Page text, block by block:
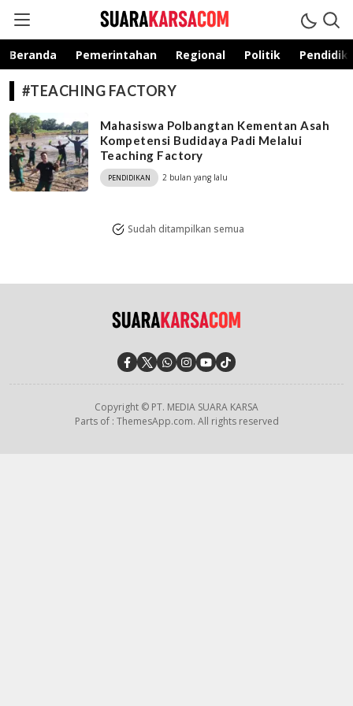
suarakarsa.com
Informasi terpercaya
Beranda Pemerintahan Regional Politik
#TEACHING FACTORY
Mahasiswa Polbangtan Kementan Asah
Kompetensi Budidaya Padi Melalui
Teaching Factory
PENDIDIKAN 2 bulan yang lalu
Sudah ditampilkan semua
Copyright © PT. MEDIA SUARA KARSA
Parts of : ThemesApp.com. All rights reserved